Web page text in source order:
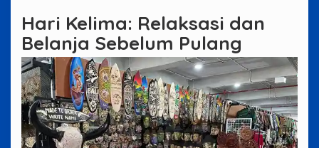
Hari Kelima: Relaksasi dan
Belanja Sebelum Pulang